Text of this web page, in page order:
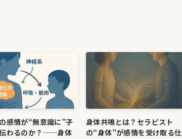
感情が“無意識に”子
わるのか？──身体
身体共鳴とは？セラピスト
の“身体”が感情を受け取る仕